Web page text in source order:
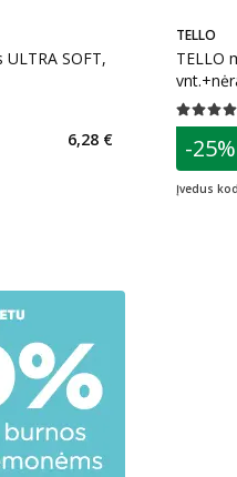
SOFT,
narių nuolaida:
6,28 €
TELLO
TELLO
Vidutinis
-25%
Įvedus